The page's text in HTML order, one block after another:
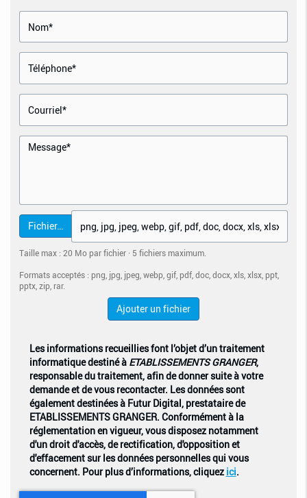
Fichier…
Taille max : 20 Mo par fichier · 5 fichiers maximum.
Formats acceptés : png, jpg, jpeg, webp, gif, pdf, doc, docx, xls, xlsx, ppt,
pptx, zip, rar.
Ajouter un fichier
Les informations recueillies font l’objet d’un traitement
informatique destiné àETABLISSEMENTS GRANGER,
responsable du traitement, afin de donner suite à votre
demande et de vous recontacter. Les données sont
également destinées à Futur Digital, prestataire de
ETABLISSEMENTS GRANGER. Conformément à la
réglementation en vigueur, vous disposez notamment
d'un droit d'accès, de rectification, d'opposition et
d'effacement sur les données personnelles qui vous
concernent. Pour plus d’informations, cliquez ici.